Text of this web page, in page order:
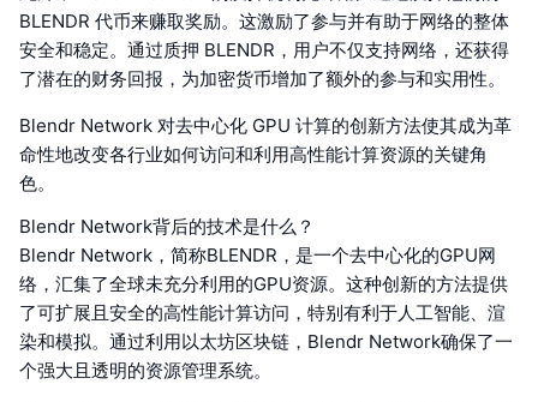
BLENDR 代币来赚取奖励。这激励了参与并有助于网络的整体
安全和稳定。通过质押 BLENDR，用户不仅支持网络，还获得
了潜在的财务回报，为加密货币增加了额外的参与和实用性。
Blendr Network 对去中心化 GPU 计算的创新方法使其成为革
命性地改变各行业如何访问和利用高性能计算资源的关键角
色。
Blendr Network背后的技术是什么？
Blendr Network，简称BLENDR，是一个去中心化的GPU网
络，汇集了全球未充分利用的GPU资源。这种创新的方法提供
了可扩展且安全的高性能计算访问，特别有利于人工智能、渲
染和模拟。通过利用以太坊区块链，Blendr Network确保了一
个强大且透明的资源管理系统。